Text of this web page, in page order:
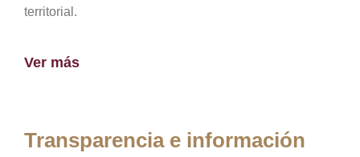
territorial.
Ver más
Transparencia e información